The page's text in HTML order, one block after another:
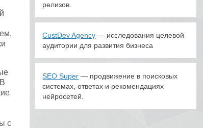
с
релизов.
CustDev Agency — исследования целевой
аудитории для развития бизнеса
SEO Super — продвижение в поисковых
системах, ответах и рекомендациях
нейросетей.